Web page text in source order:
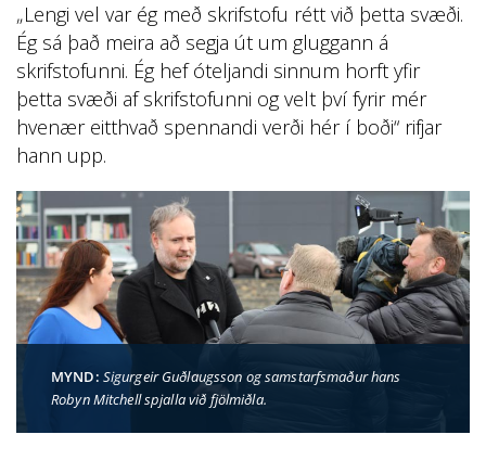
„Lengi vel var ég með skrifstofu rétt við þetta svæði.
Ég sá það meira að segja út um gluggann á
skrifstofunni. Ég hef óteljandi sinnum horft yfir
þetta svæði af skrifstofunni og velt því fyrir mér
hvenær eitthvað spennandi verði hér í boði“ rifjar
hann upp.
MYND: Sigurgeir Guðlaugsson og samstarfsmaður hans
Robyn Mitchell spjalla við fjölmiðla.